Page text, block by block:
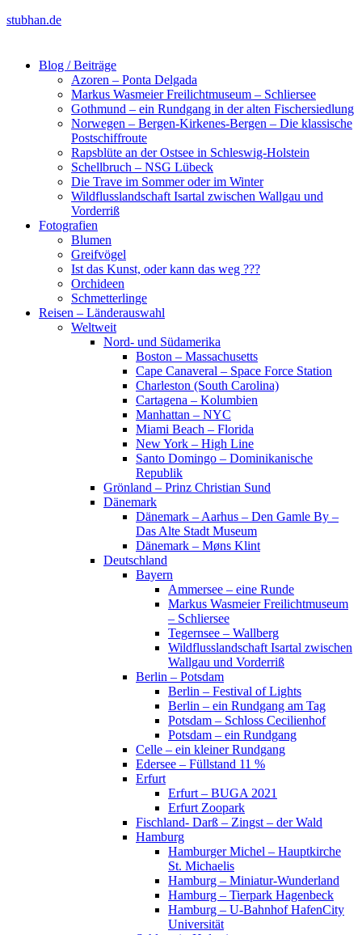
stubhan.de
Blog / Beiträge
Azoren – Ponta Delgada
Markus Wasmeier Freilichtmuseum – Schliersee
Gothmund – ein Rundgang in der alten Fischersiedlung
Norwegen – Bergen-Kirkenes-Bergen – Die klassische
Postschiffroute
Rapsblüte an der Ostsee in Schleswig-Holstein
Schellbruch – NSG Lübeck
Die Trave im Sommer oder im Winter
Wildflusslandschaft Isartal zwischen Wallgau und
Vorderriß
Fotografien
Blumen
Greifvögel
Ist das Kunst, oder kann das weg ???
Orchideen
Schmetterlinge
Reisen – Länderauswahl
Weltweit
Nord- und Südamerika
Boston – Massachusetts
Cape Canaveral – Space Force Station
Charleston (South Carolina)
Cartagena – Kolumbien
Manhattan – NYC
Miami Beach – Florida
New York – High Line
Santo Domingo – Dominikanische
Republik
Grönland – Prinz Christian Sund
Dänemark
Dänemark – Aarhus – Den Gamle By –
Das Alte Stadt Museum
Dänemark – Møns Klint
Deutschland
Bayern
Ammersee – eine Runde
Markus Wasmeier Freilichtmuseum
– Schliersee
Tegernsee – Wallberg
Wildflusslandschaft Isartal zwischen
Wallgau und Vorderriß
Berlin – Potsdam
Berlin – Festival of Lights
Berlin – ein Rundgang am Tag
Potsdam – Schloss Cecilienhof
Potsdam – ein Rundgang
Celle – ein kleiner Rundgang
Edersee – Füllstand 11 %
Erfurt
Erfurt – BUGA 2021
Erfurt Zoopark
Fischland- Darß – Zingst – der Wald
Hamburg
Hamburger Michel – Hauptkirche
St. Michaelis
Hamburg – Miniatur-Wunderland
Hamburg – Tierpark Hagenbeck
Hamburg – U-Bahnhof HafenCity
Universität